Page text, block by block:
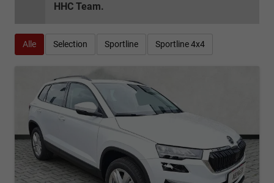
HHC Team.
Alle Selection Sportline Sportline 4x4